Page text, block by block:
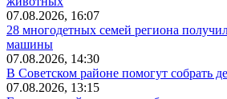
07.08.2026, 16:07
28 многодетных семей региона
машины
07.08.2026, 14:30
В Советском районе помогут собрать
07.08.2026, 13:15